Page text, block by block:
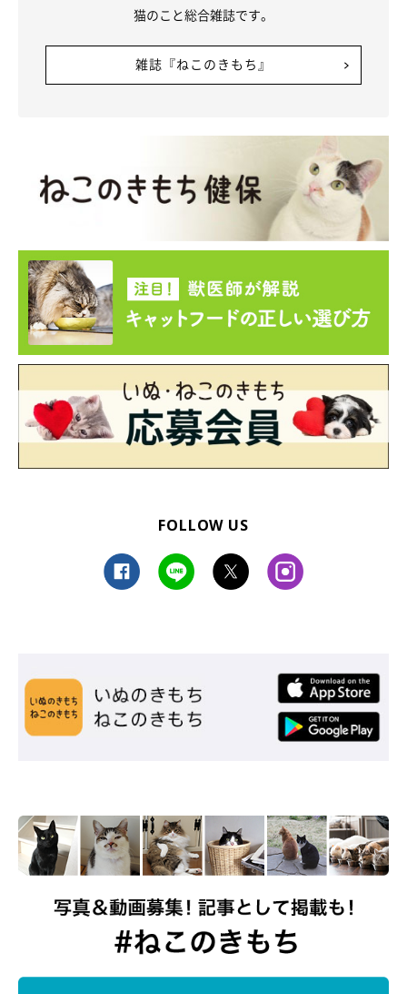
@DAYS31612434
一方で、可愛すぎるがゆえに仕事に支障をきたすこともあるのだ
とか。
飼い主さんが仕事をしようと気合いを入れた瞬間、コタローくん
が足元に来てゴロンと寝転がったり、曲がり角を曲がったところ
でゴロンしていたりするのを見て、「勤労意欲が失われて逆に笑
ってしまいます」と話します。
人間も猫みたいにまったり過ごしたいものです〜（泣）
看板猫として、飼い主さんの大切なパートナーとして、コタロー
くんはこれからも癒しの存在であり続けるでしょう！
猫のこと総合雑誌です。
雑誌『ねこのきもち』
FOLLOW US